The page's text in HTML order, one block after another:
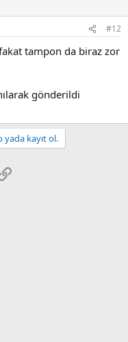
#12
tampon da biraz zor
gönderildi
yada kayıt ol.
Link